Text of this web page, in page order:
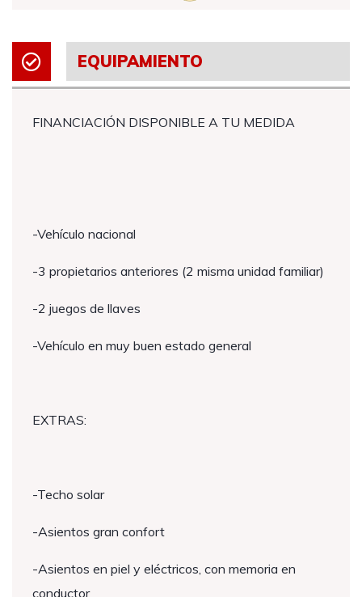
EQUIPAMIENTO
FINANCIACIÓN DISPONIBLE A TU MEDIDA
-Vehículo nacional
-3 propietarios anteriores (2 misma unidad familiar)
-2 juegos de llaves
-Vehículo en muy buen estado general
EXTRAS:
-Techo solar
-Asientos gran confort
-Asientos en piel y eléctricos, con memoria en
conductor